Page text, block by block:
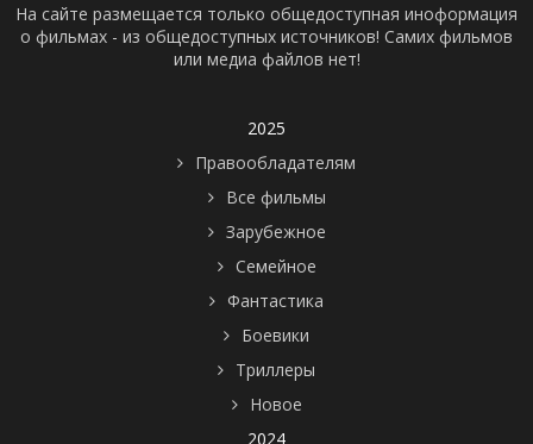
На сайте размещается только общедоступная иноформация
о фильмах - из общедоступных источников! Самих фильмов
или медиа файлов нет!
2025
Правообладателям
Все фильмы
Зарубежное
Семейное
Фантастика
Боевики
Триллеры
Новое
2024